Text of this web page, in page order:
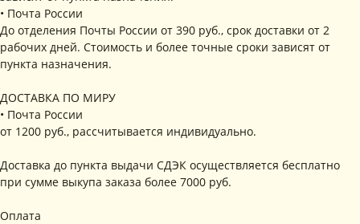
• Почта России
До отделения Почты России от 390 руб., срок доставки от 2
рабочих дней. Стоимость и более точные сроки зависят от
пункта назначения.
ДОСТАВКА ПО МИРУ
• Почта России
от 1200 руб., рассчитывается индивидуально.
Доставка до пункта выдачи СДЭК осуществляется бесплатно
при сумме выкупа заказа более 7000 руб.
Оплата